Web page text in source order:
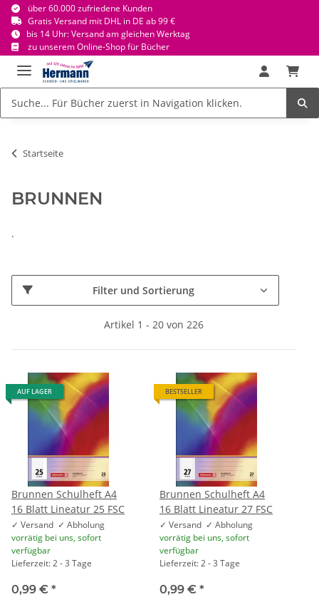
über 60.000 zufriedene Kunden
Gratis Versand mit DHL in DE ab 99 €
bis 14 Uhr: Versand am gleichen Werktag
zu unserem Online-Shop für Bücher
Startseite
BRUNNEN
.
Filter und Sortierung
Artikel 1 - 20 von 226
AUF LAGER
Brunnen Schulheft A4
16 Blatt Lineatur 25 FSC
✓ Versand ✓ Abholung
vorrätig bei uns, sofort
verfügbar
Lieferzeit: 2 - 3 Tage
0,99 € *
BESTSELLER
Brunnen Schulheft A4
16 Blatt Lineatur 27 FSC
✓ Versand ✓ Abholung
vorrätig bei uns, sofort
verfügbar
Lieferzeit: 2 - 3 Tage
0,99 € *